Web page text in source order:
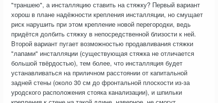
"траншею", а инсталляцию ставить на стяжку? Первый вариант
хорош в плане надёжности крепления инсталляции, но смущает
риск нарушить при этом крепление новой перегородки, ведь
придётся долбить стяжку в непосредственной близости к ней.
Второй вариант пугает возможностью продавливания стяжки
"лапами" инсталляции (существующая стяжка не отличается
большой твёрдостью), тем более, что инсталляция будет
устанавливаться на приличном расстоянии от капитальной
задней стены (около 30 см до фронтальной плоскости из-за
уродского расположения стояка канализации), и шпильки